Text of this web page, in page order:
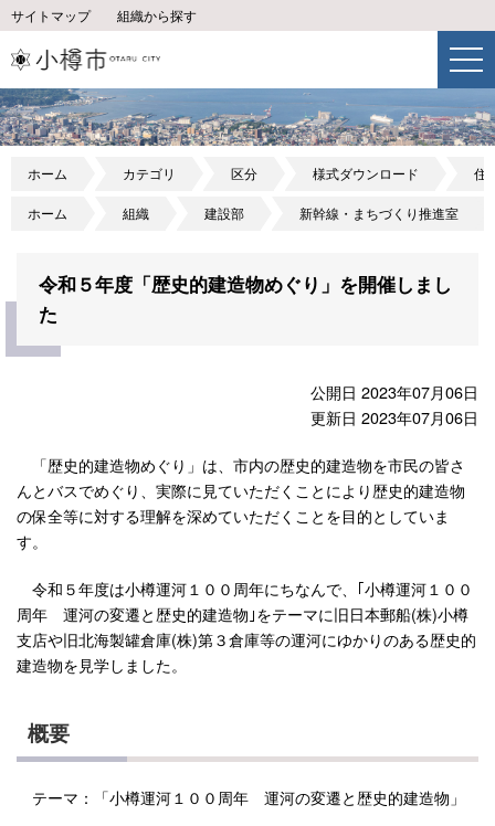
サイトマップ 組織から探す
ホーム カテゴリ 区分 様式ダウンロード 住
ホーム 組織 建設部 新幹線・まちづくり推進室
令和５年度「歴史的建造物めぐり」を開催しまし
た
公開日 2023年07月06日
更新日 2023年07月06日
「歴史的建造物めぐり」は、市内の歴史的建造物を市民の皆さ
んとバスでめぐり、実際に見ていただくことにより歴史的建造物
の保全等に対する理解を深めていただくことを目的としていま
す。
令和５年度は小樽運河１００周年にちなんで、｢小樽運河１００
周年 運河の変遷と歴史的建造物｣をテーマに旧日本郵船(株)小樽
支店や旧北海製罐倉庫(株)第３倉庫等の運河にゆかりのある歴史的
建造物を見学しました。
概要
テーマ：「小樽運河１００周年 運河の変遷と歴史的建造物」